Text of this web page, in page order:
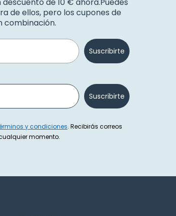
de ellos, pero los cupones de
combinación.
Suscribirte
Suscribirte
y condiciones. Recibirás correos
momento.